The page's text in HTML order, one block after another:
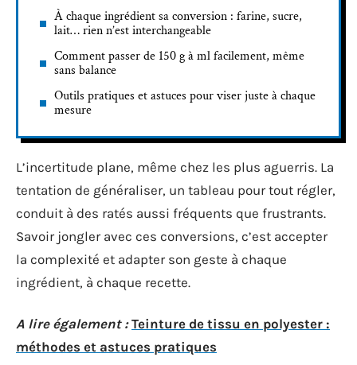
À chaque ingrédient sa conversion : farine, sucre,
lait… rien n’est interchangeable
Comment passer de 150 g à ml facilement, même
sans balance
Outils pratiques et astuces pour viser juste à chaque
mesure
L’incertitude plane, même chez les plus aguerris. La
tentation de généraliser, un tableau pour tout régler,
conduit à des ratés aussi fréquents que frustrants.
Savoir jongler avec ces conversions, c’est accepter
la complexité et adapter son geste à chaque
ingrédient, à chaque recette.
A lire également : Teinture de tissu en polyester :
méthodes et astuces pratiques